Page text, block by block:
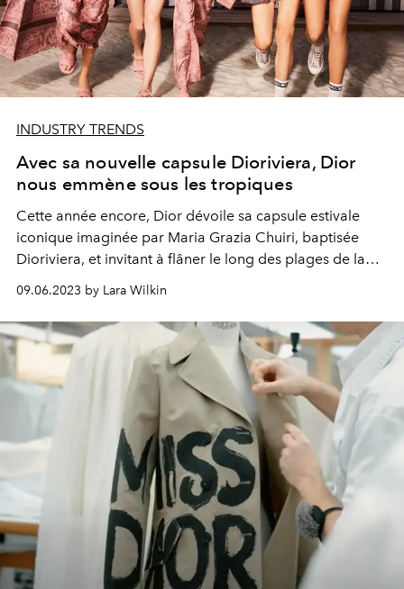
INDUSTRY TRENDS
Avec sa nouvelle capsule Dioriviera, Dior
nous emmène sous les tropiques
Cette année encore, Dior dévoile sa capsule estivale
iconique imaginée par Maria Grazia Chuiri, baptisée
Dioriviera, et invitant à flâner le long des plages de la
Côte d’Azur vêtu d’une robe légère ou d’un maillot de
bain griffé de la mythique Toile de Jouy.
09.06.2023 by Lara Wilkin